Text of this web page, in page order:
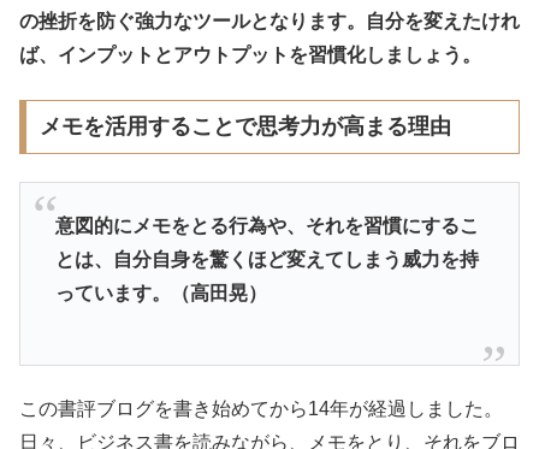
の挫折を防ぐ強力なツールとなります。自分を変えたけれ
ば、インプットとアウトプットを習慣化しましょう。
メモを活用することで思考力が高まる理由
意図的にメモをとる行為や、それを習慣にするこ
とは、自分自身を驚くほど変えてしまう威力を持
っています。（高田晃）
この書評ブログを書き始めてから14年が経過しました。
日々、ビジネス書を読みながら、メモをとり、それをブロ